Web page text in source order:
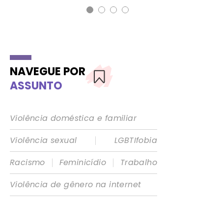
NAVEGUE POR
ASSUNTO
Violência doméstica e familiar
Violência sexual
|
LGBTIfobia
Racismo
| Feminicídio |
Trabalho
Violência de gênero na internet